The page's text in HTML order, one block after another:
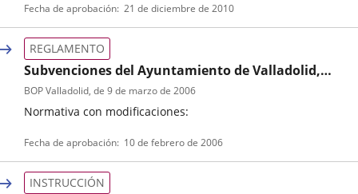
de
normativa
Fecha de aprobación 21 de diciembre de 2010
Subvenciones del Ayuntamiento de Valladolid,
Reglamento y Bases Reguladoras
Normativa con modificaciones:
de
normativa
REGLAMENTO
boletin
BOP Valladolid, de 9 de marzo de 2006
Fecha de aprobación 10 de febrero de 2006
INSTRUCCIÓN